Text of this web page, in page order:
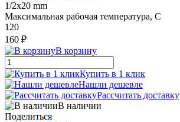
1/2x20 mm
Максимальная рабочая температура, С
120
160 ₽
В корзину
Купить в 1 клик
Нашли дешевле
Рассчитать доставку
В наличии
Поделиться